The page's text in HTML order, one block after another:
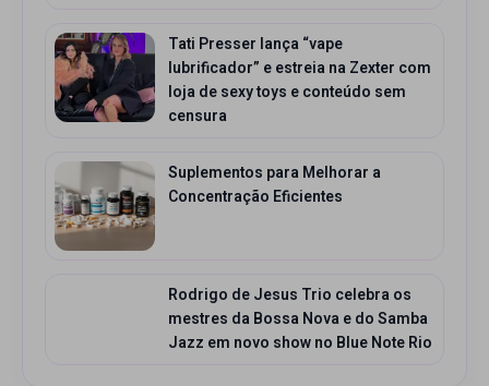
Tati Presser lança “vape
lubrificador” e estreia na Zexter com
loja de sexy toys e conteúdo sem
censura
Suplementos para Melhorar a
Concentração Eficientes
Rodrigo de Jesus Trio celebra os
mestres da Bossa Nova e do Samba
Jazz em novo show no Blue Note Rio